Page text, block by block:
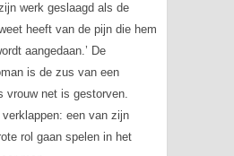
werk geslaagd als de
heeft van de pijn die hem
aangedaan.’ De
is de zus van een
vrouw net is gestorven.
een van zijn
rol gaan spelen in het